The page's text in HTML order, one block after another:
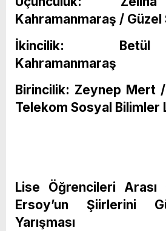
Kahramanmaraş /
İkincilik: Betül
Kahramanmaraş
Birincilik: Zeynep Mert
Telekom Sosyal Bilimler
Lise Öğrencileri
Ersoy’un Şiirlerini
Yarışması